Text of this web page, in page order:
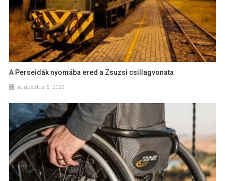
A Perseidák nyomába ered a Zsuzsi csillagvonata
augusztus 5, 2026